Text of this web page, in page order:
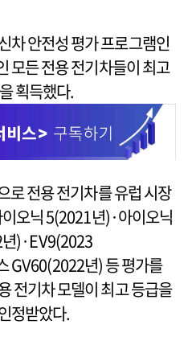
차 안전성 평가 프로그램인
모든 전용 전기차들이 최고
득했다.
로 전용 전기차를 유럽 시장
오닉 5(2021년)·아이오닉
)·EV9(2023
GV60(2022년) 등 평가를
전기차 모델이 최고 등급을
정받았다.